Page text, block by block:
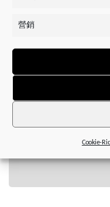
營銷
Cookie-
服務、備件與維修
歡迎聯絡我們銷售
尖支援團隊，我們